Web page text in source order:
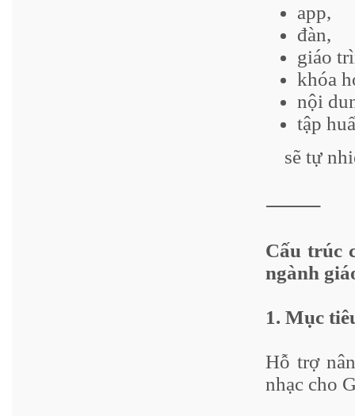
app,
đàn,
giáo
khóa
nội
tập
sẽ tự
⸻
Cấu trúc
ngành
1. Mục
Hỗ trợ
nhạc cho